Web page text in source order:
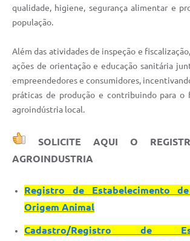
Links
SIC
Contato
Fotos - Eventos Oficiais
qualidade, higiene, segurança alimentar e
população.
Além das atividades de inspeção e
ações de orientação e educação sanitária
empreendedores e consumidores,
práticas de produção e contribuindo para o
agroindústria local.
SOLICITE AQUI O
AGROINDUSTRIA
Registro de Estabelecimento
Origem Animal
Cadastro/Registro de